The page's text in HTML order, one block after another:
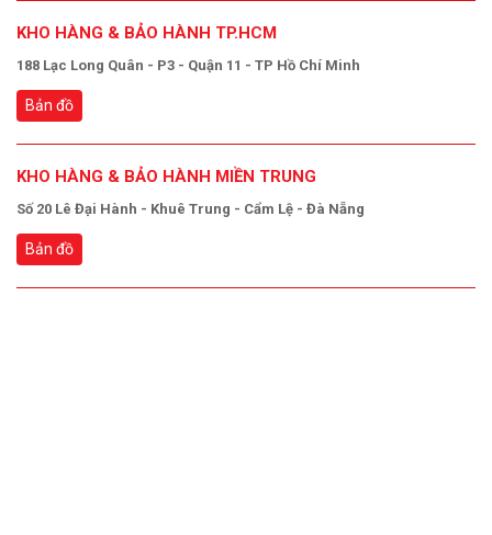
KHO HÀNG & BẢO HÀNH TP.HCM
188 Lạc Long Quân - P3 - Quận 11 - TP Hồ Chí Minh
Bản đồ
KHO HÀNG & BẢO HÀNH MIỀN TRUNG
Số 20 Lê Đại Hành - Khuê Trung - Cẩm Lệ - Đà Nẵng
Bản đồ